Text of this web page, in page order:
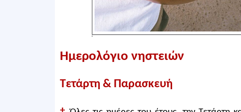
Ημερολόγιο νηστειών
Τετάρτη & Παρασκευή